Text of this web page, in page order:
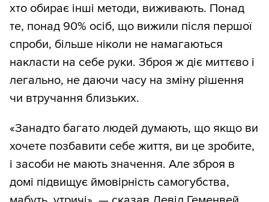
хто обирає інші методи, виживають. Понад
те, понад 90% осіб, що вижили після першої
спроби, більше ніколи не намагаються
накласти на себе руки. Зброя ж діє миттєво і
легально, не даючи часу на зміну рішення
чи втручання близьких.
«Занадто багато людей думають, що якщо ви
хочете позбавити себе життя, ви це зробите,
і засоби не мають значення. Але зброя в
домі підвищує ймовірність самогубства,